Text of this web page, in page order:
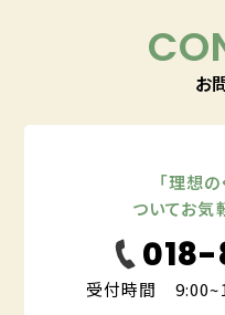
お
「理想の
ついてお気
受付時間